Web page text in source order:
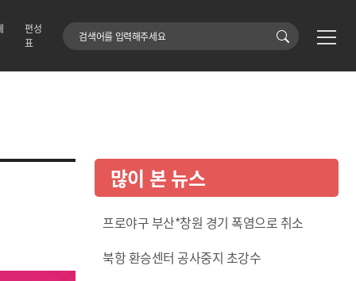
편성
표
검색어
많이 본 뉴스
프로야구 부산*창원 경기 폭염으로 취소
북항 환승센터 공사중지 초강수